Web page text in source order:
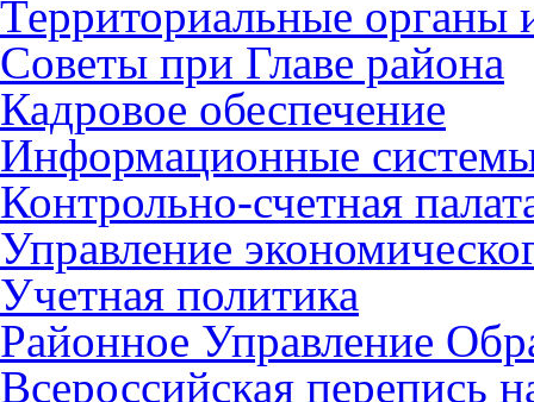
Территориальные органы
Советы при Главе района
Кадровое обеспечение
Информационные
Контрольно-счетная
Управление
Учетная политика
Районное Управление
Всероссийская перепись